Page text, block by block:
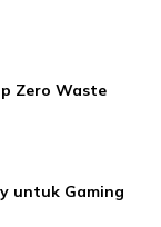
Zero Waste
untuk Gaming